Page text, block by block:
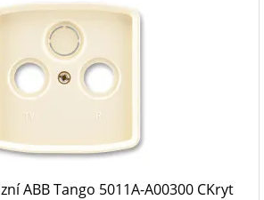
ABB Tango 5011A-A00300 CKryt